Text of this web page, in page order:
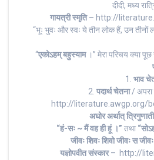
दीदी, मध्य
गायत्री स्मृति– http://
“भूः भुवः और स्वः ये तीन लोक हैं, उन तीनों
“एकोऽहम् बहुस्याम।” मेरा परिचय
1. भाव
2. पदार्थ चेतना/ अपरा
http://literature.awgp.org/
अघोर अर्थात्
“हं-सः ~ मैं वह ही हूं ।” तथा
जीवः शिवः शिवो जीवः स
यज्ञोपवीत संस्कार– http://